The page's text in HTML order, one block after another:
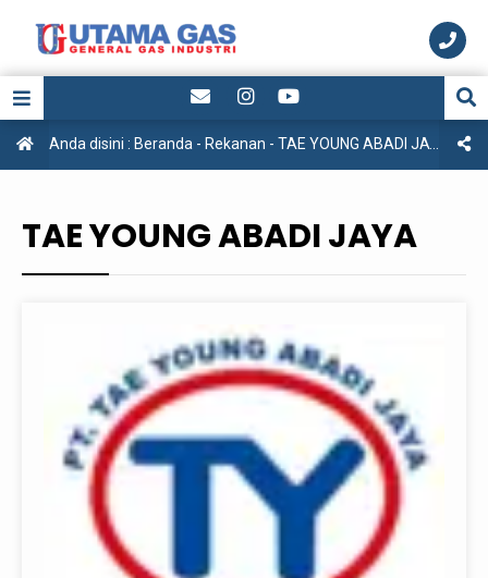
Anda disini : Beranda - Rekanan - TAE YOUNG ABADI JAYA
TAE YOUNG ABADI JAYA